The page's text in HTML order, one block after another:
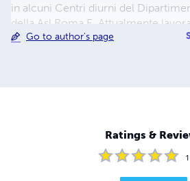
in alcuni Centri diurni del
della Asl Roma E. Attualmente
Prima Accoglienza per Minori non
Go to author's page
Ratings &
1